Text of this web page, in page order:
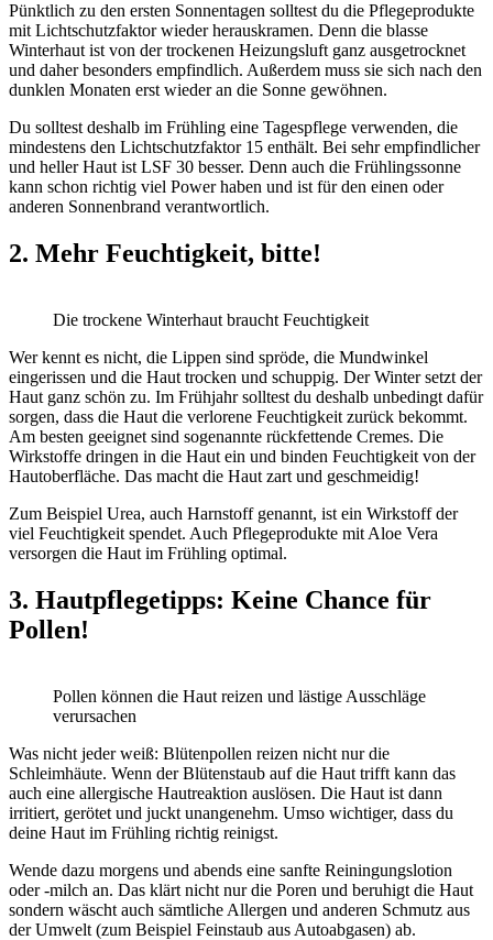
Pünktlich zu den ersten Sonnentagen solltest du die Pflegeprodukte
mit Lichtschutzfaktor wieder herauskramen. Denn die blasse
Winterhaut ist von der trockenen Heizungsluft ganz ausgetrocknet
und daher besonders empfindlich. Außerdem muss sie sich nach den
dunklen Monaten erst wieder an die Sonne gewöhnen.
Du solltest deshalb im Frühling eine Tagespflege verwenden, die
mindestens den Lichtschutzfaktor 15 enthält. Bei sehr empfindlicher
und heller Haut ist LSF 30 besser. Denn auch die Frühlingssonne
kann schon richtig viel Power haben und ist für den einen oder
anderen Sonnenbrand verantwortlich.
2. Mehr Feuchtigkeit, bitte!
Die trockene Winterhaut braucht Feuchtigkeit
Wer kennt es nicht, die Lippen sind spröde, die Mundwinkel
eingerissen und die Haut trocken und schuppig. Der Winter setzt der
Haut ganz schön zu. Im Frühjahr solltest du deshalb unbedingt dafür
sorgen, dass die Haut die verlorene Feuchtigkeit zurück bekommt.
Am besten geeignet sind sogenannte rückfettende Cremes. Die
Wirkstoffe dringen in die Haut ein und binden Feuchtigkeit von der
Hautoberfläche. Das macht die Haut zart und geschmeidig!
Zum Beispiel Urea, auch Harnstoff genannt, ist ein Wirkstoff der
viel Feuchtigkeit spendet. Auch Pflegeprodukte mit Aloe Vera
versorgen die Haut im Frühling optimal.
3. Hautpflegetipps: Keine Chance für
Pollen!
Pollen können die Haut reizen und lästige Ausschläge
verursachen
Was nicht jeder weiß: Blütenpollen reizen nicht nur die
Schleimhäute. Wenn der Blütenstaub auf die Haut trifft kann das
auch eine allergische Hautreaktion auslösen. Die Haut ist dann
irritiert, gerötet und juckt unangenehm. Umso wichtiger, dass du
deine Haut im Frühling richtig reinigst.
Wende dazu morgens und abends eine sanfte Reiningungslotion
oder -milch an. Das klärt nicht nur die Poren und beruhigt die Haut
sondern wäscht auch sämtliche Allergen und anderen Schmutz aus
der Umwelt (zum Beispiel Feinstaub aus Autoabgasen) ab.